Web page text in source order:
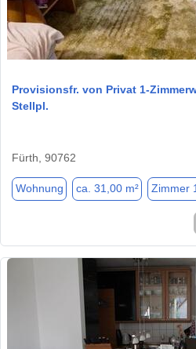
Provisionsfr. von Privat 1-
Stellpl.
Fürth, 90762
Wohnung ca. 31,00 m² Zimmer